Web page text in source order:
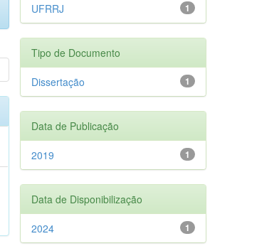
1
UFRRJ
Tipo de Documento
1
Dissertação
Data de Publicação
1
2019
Data de Disponibilização
1
2024